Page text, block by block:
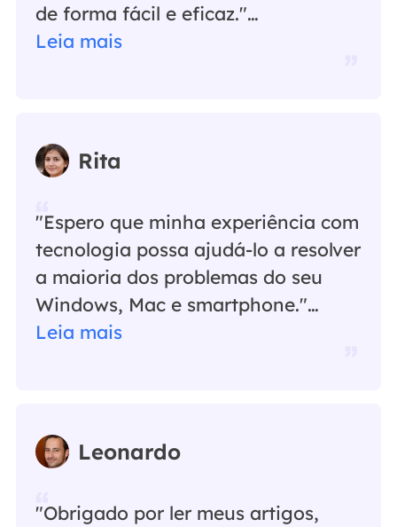
de forma fácil e eficaz."…
Leia mais
Rita
"Espero que minha experiência com
tecnologia possa ajudá-lo a resolver
a maioria dos problemas do seu
Windows, Mac e smartphone."…
Leia mais
Leonardo
"Obrigado por ler meus artigos,